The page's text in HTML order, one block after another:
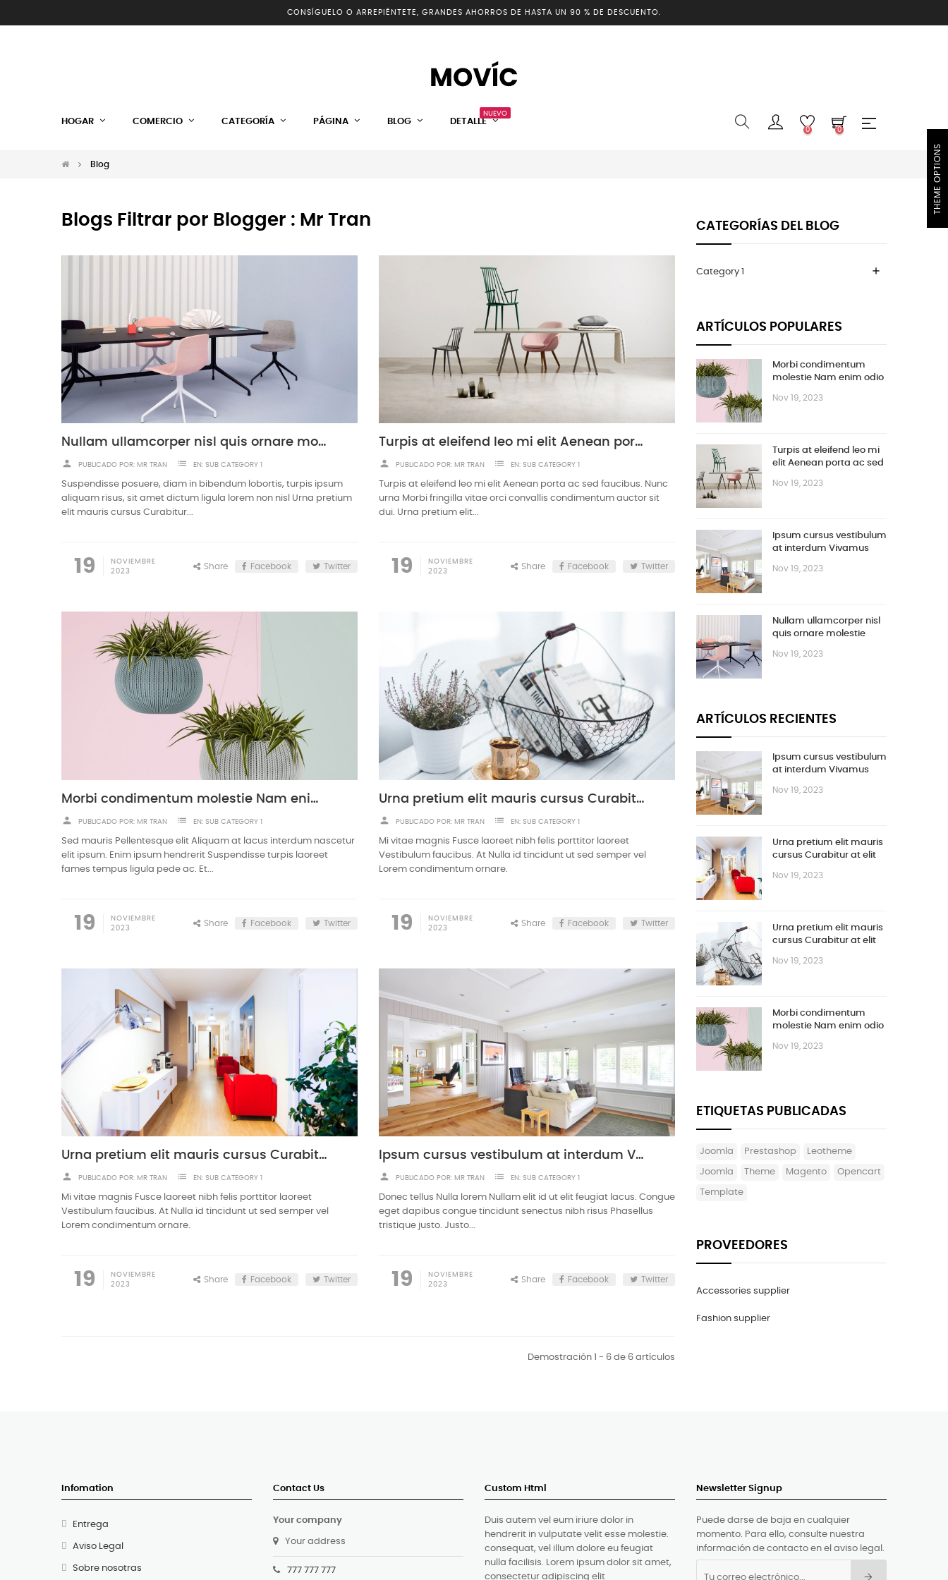
CONSÍGUELO O ARREPIÉNTETE, GRANDES AHORROS DE HASTA UN 90 % DE DESCUENTO.
HOGAR COMERCIO CATEGORÍA PÁGINA BLOG DETALLE
NUEVO
0 0
Blog
Blogs Filtrar por Blogger : Mr Tran
Nullam ullamcorper nisl quis ornare molestie
Share Facebook Twitter
person PUBLICADO POR: MR TRAN list EN: SUB CATEGORY 1
NOVIEMBRE
19 2023
Suspendisse posuere, diam in bibendum lobortis, turpis ipsum
aliquam risus, sit amet dictum ligula lorem non nisl Urna pretium
elit mauris cursus Curabitur...
Turpis at eleifend leo mi elit Aenean porta ac sed faucibus
Share Facebook Twitter
person PUBLICADO POR: MR TRAN list EN: SUB CATEGORY 1
NOVIEMBRE
19 2023
Turpis at eleifend leo mi elit Aenean porta ac sed faucibus. Nunc
urna Morbi fringilla vitae orci convallis condimentum auctor sit
dui. Urna pretium elit...
Morbi condimentum molestie Nam enim odio sodales
Share Facebook Twitter
person PUBLICADO POR: MR TRAN list EN: SUB CATEGORY 1
NOVIEMBRE
19 2023
Sed mauris Pellentesque elit Aliquam at lacus interdum nascetur
elit ipsum. Enim ipsum hendrerit Suspendisse turpis laoreet
fames tempus ligula pede ac. Et...
Urna pretium elit mauris cursus Curabitur at elit Vestibulum
Share Facebook Twitter
person PUBLICADO POR: MR TRAN list EN: SUB CATEGORY 1
NOVIEMBRE
19 2023
Mi vitae magnis Fusce laoreet nibh felis porttitor laoreet
Vestibulum faucibus. At Nulla id tincidunt ut sed semper vel
Lorem condimentum ornare.
Urna pretium elit mauris cursus Curabitur at elit Vestibulum
Share Facebook Twitter
person PUBLICADO POR: MR TRAN list EN: SUB CATEGORY 1
NOVIEMBRE
19 2023
Mi vitae magnis Fusce laoreet nibh felis porttitor laoreet
Vestibulum faucibus. At Nulla id tincidunt ut sed semper vel
Lorem condimentum ornare.
Ipsum cursus vestibulum at interdum Vivamus
Share Facebook Twitter
person PUBLICADO POR: MR TRAN list EN: SUB CATEGORY 1
NOVIEMBRE
19 2023
Donec tellus Nulla lorem Nullam elit id ut elit feugiat lacus. Congue
eget dapibus congue tincidunt senectus nibh risus Phasellus
tristique justo. Justo...
Demostración 1 - 6 de 6 artículos
CATEGORÍAS DEL BLOG
Category 1 add
ARTÍCULOS POPULARES
Morbi condimentum
molestie Nam enim odio
Nov 19, 2023
Turpis at eleifend leo mi
elit Aenean porta ac sed
Nov 19, 2023
Ipsum cursus vestibulum
at interdum Vivamus
Nov 19, 2023
Nullam ullamcorper nisl
quis ornare molestie
Nov 19, 2023
ARTÍCULOS RECIENTES
Ipsum cursus vestibulum
at interdum Vivamus
Nov 19, 2023
Urna pretium elit mauris
cursus Curabitur at elit
Nov 19, 2023
Urna pretium elit mauris
cursus Curabitur at elit
Nov 19, 2023
Morbi condimentum
molestie Nam enim odio
Nov 19, 2023
ETIQUETAS PUBLICADAS
joomla prestashop leotheme
Joomla theme magento opencart
template
PROVEEDORES
Accessories supplier
Fashion supplier
Infomation
Entrega
Aviso Legal
Sobre nosotras
Contact Us
Your company
Your address
777 777 777
Custom Html
Duis autem vel eum iriure dolor in
hendrerit in vulputate velit esse molestie.
consequat, vel illum dolore eu feugiat
nulla facilisis. Lorem ipsum dolor sit amet,
consectetur adipiscing elit
Newsletter Signup
Puede darse de baja en cualquier
momento. Para ello, consulte nuestra
información de contacto en el aviso legal.
THEME OPTIONS